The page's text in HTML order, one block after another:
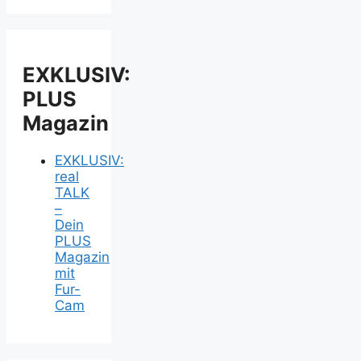
EXKLUSIV:
PLUS
Magazin
EXKLUSIV:
real
TALK
–
Dein
PLUS
Magazin
mit
Fur-
Cam